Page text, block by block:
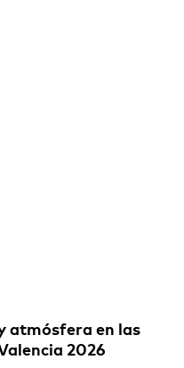
atmósfera en las
2026